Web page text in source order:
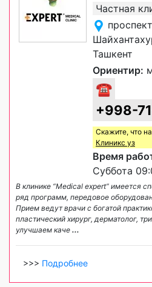
Частная
Ташкент
Ориентир:
☎
+998-
Скажите, что
Клиникс уз
Время
Суббота
В клинике “Medical expert” имеется
ряд программ, передовое
Прием ведут врачи с богатой
пластический хирург, дерматолог,
улучшаем каче ...
>>> Подробнее